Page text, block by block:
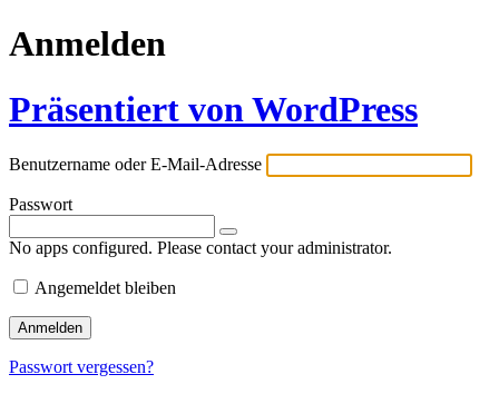
Anmelden
Präsentiert von WordPress
Benutzername oder E-Mail-Adresse
Passwort
No apps configured. Please contact your administrator.
Angemeldet bleiben
Passwort vergessen?